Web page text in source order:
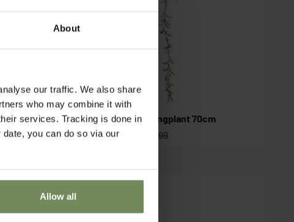
About
our traffic. We also share
who may combine it with
services. Tracking is done in
you can do so via our
Allow all
Rozemarijn Kunst hangplant 70cm
Aanbiedingsprijs
€5,99 Normale prijs
€14,99
Uitverkocht